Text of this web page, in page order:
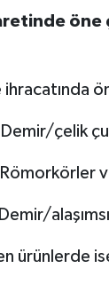
öne
ihracatında
çelik
ürünlerde